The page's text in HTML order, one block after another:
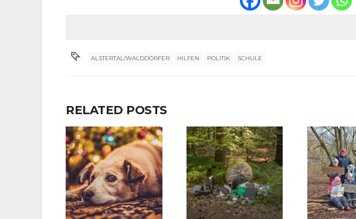
ALSTERTAL/WALDDÖRFER HILFEN POLITIK SCHULE
RELATED POSTS